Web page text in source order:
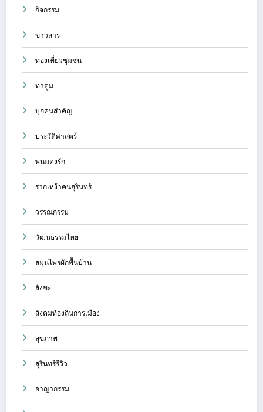
กิจกรรม
ข่าวสาร
ท่องเที่ยวชุมชน
ท่าตูม
บุกคนสำคัญ
ประวัติศาสตร์
พนมดงรัก
รากเหง้าคนสุรินทร์
วรรณกรรม
วัฒนธรรมไทย
สมุนไพรผักพื้นบ้าน
สังขะ
สังคมท้องถิ่นการเมือง
สุขภาพ
สุรินทร์รีวิว
อาญากรรม